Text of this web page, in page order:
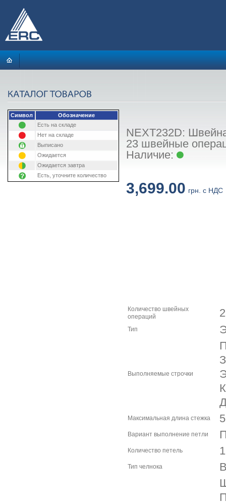
Символ
Обозначение
Есть на складе
Нет на складе
Выписано
Ожидается
Ожидается завтра
Есть, уточните количество
NEXT232D:
23 швейные
Наличие:
3,699.00 грн. с НДС
Количество швейных
операций
Тип
Выполняемые строчки
Максимальная длина стежка
Вариант выполнение петли
Количество петель 1
Тип челнока